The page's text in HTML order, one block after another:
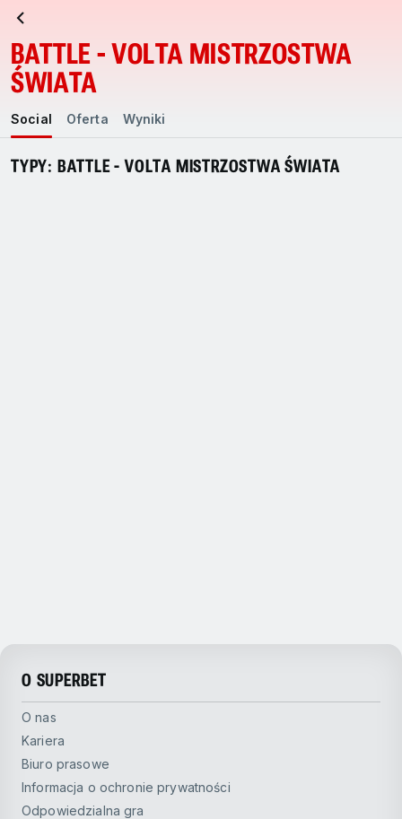
BATTLE - VOLTA MISTRZOSTWA
ŚWIATA
Social Oferta Wyniki
TYPY: BATTLE - VOLTA MISTRZOSTWA ŚWIATA
O SUPERBET
O nas
Kariera
Biuro prasowe
Informacja o ochronie prywatności
Odpowiedzialna gra